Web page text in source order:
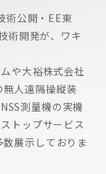
術公開・EE東
術開発が、ワキ
や大裕株式会社
無人遠隔操縦装
測量機の実機
トップサービス
展示しておりま